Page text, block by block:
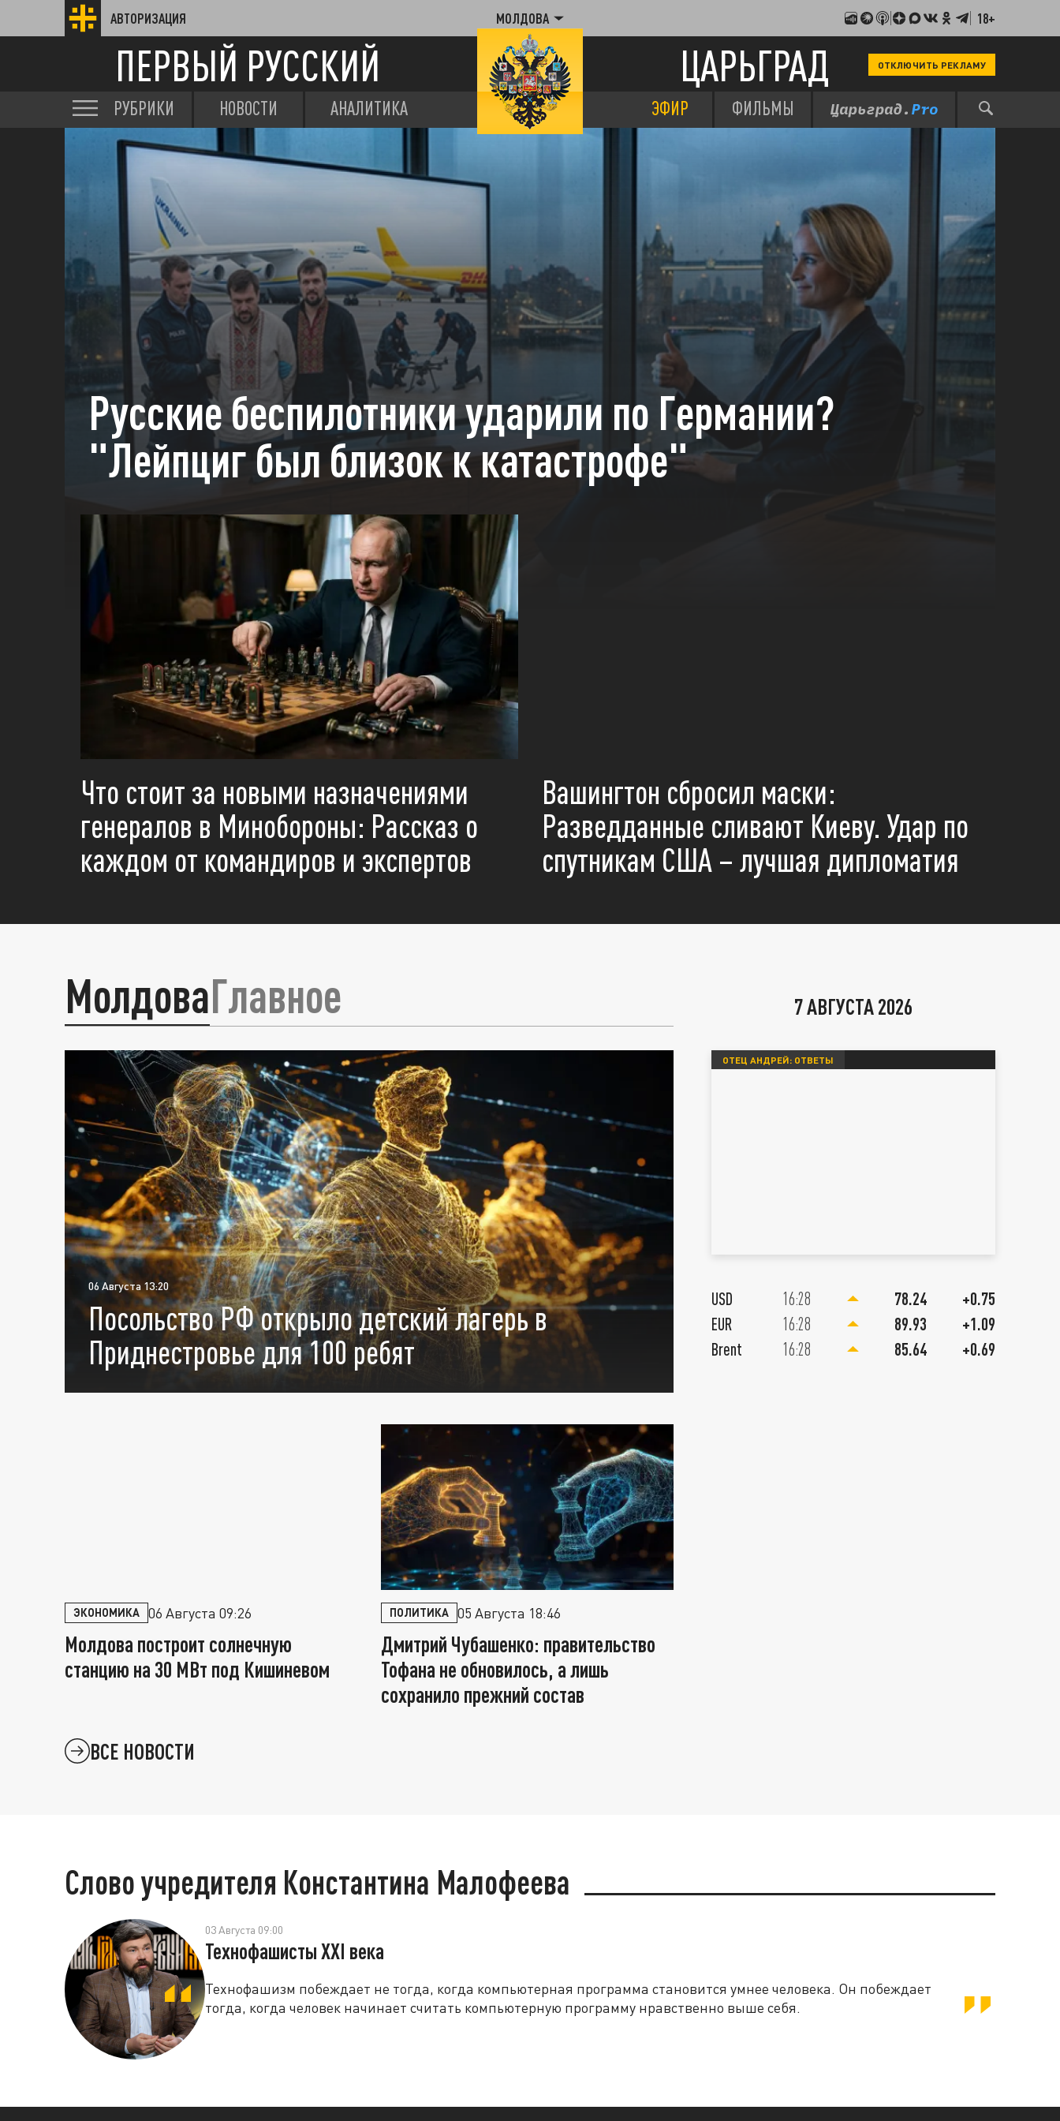
АВТОРИЗАЦИЯ МОЛДОВА 18+
ПЕРВЫЙ РУССКИЙ ЦАРЬГРАД ОТКЛЮЧИТЬ РЕКЛАМУ
РУБРИКИ НОВОСТИ АНАЛИТИКА ЭФИР ФИЛЬМЫ
Русские беспилотники ударили по Германии?
"Лейпциг был близок к катастрофе"
Что стоит за новыми назначениями
генералов в Минобороны: Рассказ о
каждом от командиров и экспертов
Вашингтон сбросил маски:
Разведданные сливают Киеву. Удар по
спутникам США – лучшая дипломатия
МолдоваГлавное
06 Августа 13:20
Посольство РФ открыло детский лагерь в
Приднестровье для 100 ребят
ЭКОНОМИКА 06 Августа 09:26
Молдова построит солнечную
станцию на 30 МВт под Кишиневом
ПОЛИТИКА 05 Августа 18:46
Дмитрий Чубашенко: правительство
Тофана не обновилось, а лишь
сохранило прежний состав
ВСЕ НОВОСТИ
Главное к вечеру 6 августа.
разведку для Украины. ВС
7 АВГУСТА 2026
ОТЕЦ АНДРЕЙ: ОТВЕТЫ
USD 16:28 78.24
+0.75
EUR
16:28 89.93
+1.09
Brent
16:28 85.64 +0.69
Слово учредителя Константина Малофеева
03 Августа 09:00
Технофашисты XXI века
Технофашизм побеждает не тогда, когда компьютерная программа становится умнее человека. Он побеждает
тогда, когда человек начинает считать компьютерную программу нравственно выше себя.